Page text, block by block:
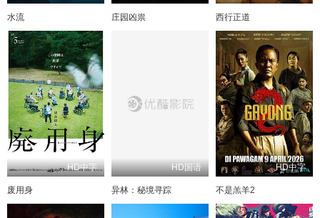
水流 庄园凶祟 西行正道
HD中字
废用身
HD国语
异林：秘境寻踪
HD中字
不是羔羊2